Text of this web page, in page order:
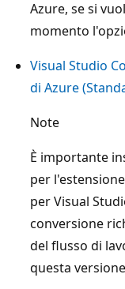
Azure, se si
momento
Visual Studio
di Azure
Note
È importante
per
per Visual
conversione
del flusso di
questa